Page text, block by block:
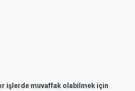
işlerde muvaffak olabilmek için